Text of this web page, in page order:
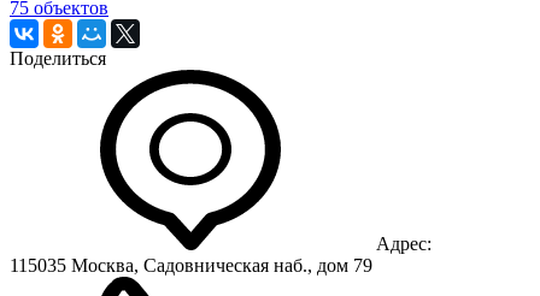
75 объектов
Поделиться
Адрес:
115035 Москва, Садовническая наб., дом 79